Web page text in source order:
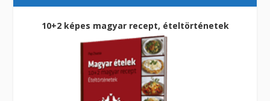
10+2 képes magyar recept, ételtörténetek